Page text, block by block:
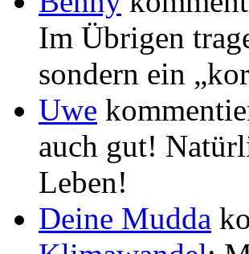
Im Übrigen
sondern ein
Uwe
auch gut!
Leben!
Deine Mudda